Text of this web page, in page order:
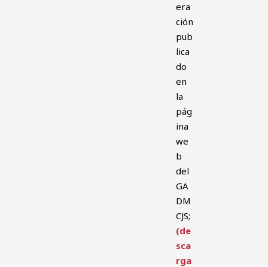
era
ción
pub
lica
do
en
la
pág
ina
we
b
del
GA
DM
CJS;
(de
sca
rga